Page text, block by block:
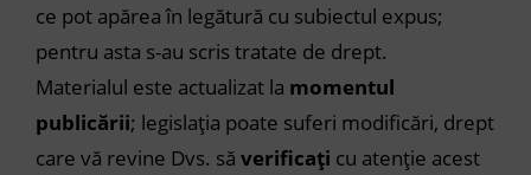
ce pot apărea în legătură cu subiectul expus;
pentru asta s-au scris tratate de drept.
Materialul este actualizat la momentul
publicării; legislația poate suferi modificări, drept
care vă revine Dvs. să verificați cu atenție acest